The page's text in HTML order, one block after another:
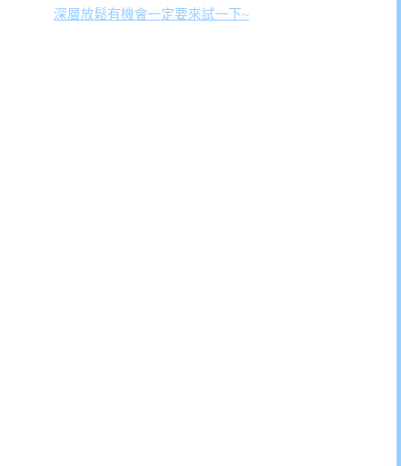
深層放鬆有機會一定要來試一下~